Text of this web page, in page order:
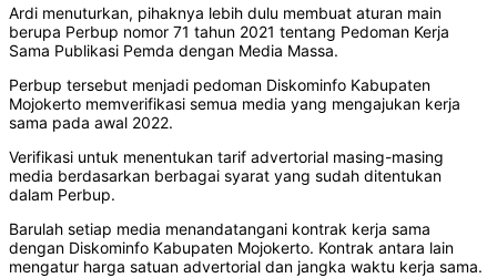
Ardi menuturkan, pihaknya lebih dulu membuat aturan main
berupa Perbup nomor 71 tahun 2021 tentang Pedoman Kerja
Sama Publikasi Pemda dengan Media Massa.
Perbup tersebut menjadi pedoman Diskominfo Kabupaten
Mojokerto memverifikasi semua media yang mengajukan kerja
sama pada awal 2022.
Verifikasi untuk menentukan tarif advertorial masing-masing
media berdasarkan berbagai syarat yang sudah ditentukan
dalam Perbup.
Barulah setiap media menandatangani kontrak kerja sama
dengan Diskominfo Kabupaten Mojokerto. Kontrak antara lain
mengatur harga satuan advertorial dan jangka waktu kerja sama.